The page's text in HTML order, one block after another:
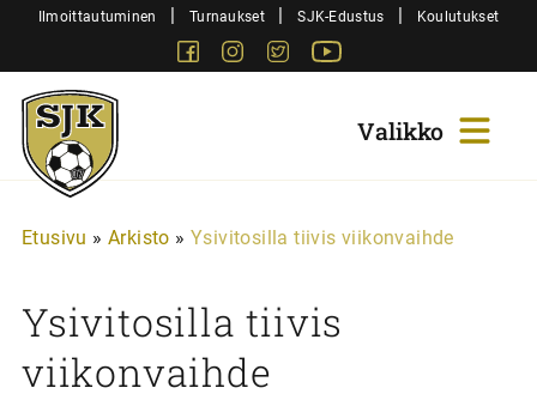
SiirryIlmoittautuminen | Turnaukset | SJK-Edustus | Koulutukset
FacebookInstagram
Twitter
Sjk-
Juniorit
Etusivu » Arkisto » Ysivitosilla tiivis viikonvaihde
Ysivitosilla tiivis
viikonvaihde